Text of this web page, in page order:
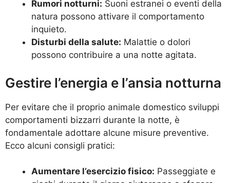
Rumori notturni: Suoni estranei o eventi della
natura possono attivare il comportamento
inquieto.
Disturbi della salute: Malattie o dolori
possono contribuire a una notte agitata.
Gestire l’energia e l’ansia notturna
Per evitare che il proprio animale domestico sviluppi
comportamenti bizzarri durante la notte, è
fondamentale adottare alcune misure preventive.
Ecco alcuni consigli pratici:
Aumentare l’esercizio fisico: Passeggiate e